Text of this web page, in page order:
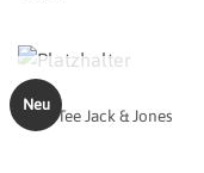
Neu NICHT VORRÄTIG
Land Tee Jack & Jones